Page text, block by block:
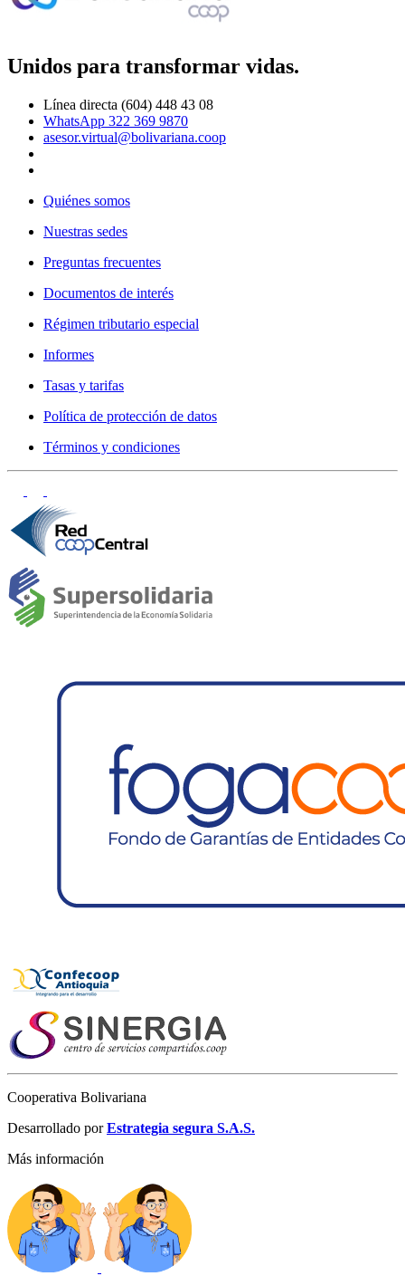
Unidos para transformar vidas.
Línea directa (604) 448 43 08
WhatsApp 322 369 9870
asesor.virtual@bolivariana.coop
Quiénes somos
Nuestras sedes
Preguntas frecuentes
Documentos de interés
Régimen tributario especial
Informes
Tasas y tarifas
Política de protección de datos
Términos y condiciones
Cooperativa Bolivariana
Desarrollado porEstrategia segura S.A.S.
Más información